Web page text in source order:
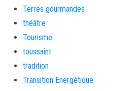
Terres gourmandes
théâtre
Tourisme
toussaint
tradition
Transition Energétique